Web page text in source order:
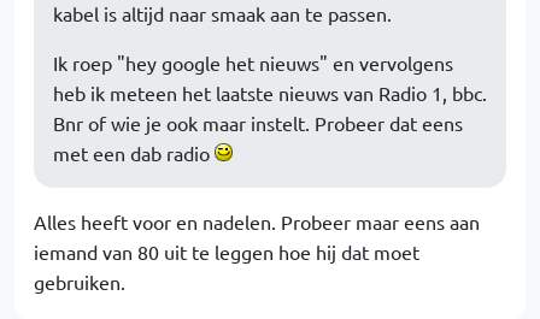
kabel is altijd naar smaak aan te passen.
Ik roep "hey google het nieuws" en vervolgens
heb ik meteen het laatste nieuws van Radio 1, bbc.
Bnr of wie je ook maar instelt. Probeer dat eens
met een dab radio
Alles heeft voor en nadelen. Probeer maar eens aan
iemand van 80 uit te leggen hoe hij dat moet
gebruiken.